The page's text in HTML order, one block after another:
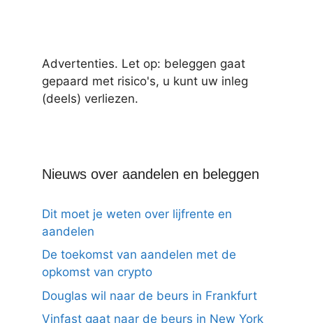
Advertenties. Let op: beleggen gaat
gepaard met risico's, u kunt uw inleg
(deels) verliezen.
Nieuws over aandelen en beleggen
Dit moet je weten over lijfrente en
aandelen
De toekomst van aandelen met de
opkomst van crypto
Douglas wil naar de beurs in Frankfurt
Vinfast gaat naar de beurs in New York